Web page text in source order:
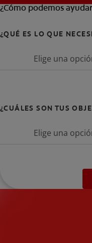
¿Cómo podemos
¿QUÉ ES LO QUE
Elige una
¿CUÁLES SON TUS
Elige una